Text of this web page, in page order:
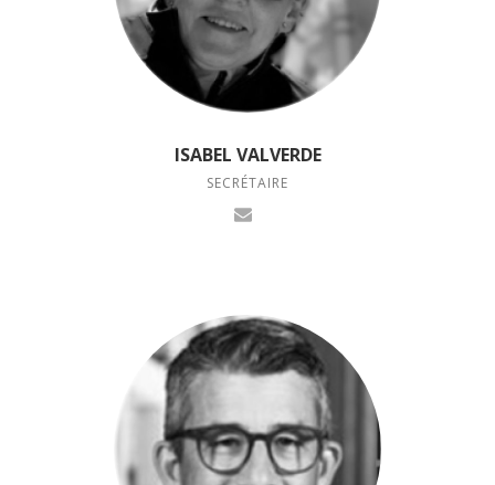
ISABEL VALVERDE
SECRÉTAIRE